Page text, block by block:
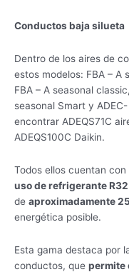
Conductos baja silueta
Dentro de los aires de
estos modelos: FBA – A
FBA – A seasonal
seasonal Smart y
encontrar ADEQS71C
ADEQS100C Daikin.
Todos ellos cuentan con
uso de refrigerante R32
de aproximadamente
energética posible.
Esta gama destaca por
conductos, que permite